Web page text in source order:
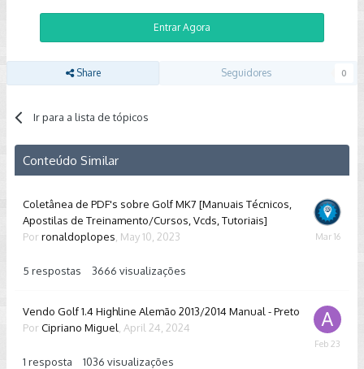
Entrar Agora
Share Seguidores 0
Ir para a lista de tópicos
Conteúdo Similar
Coletânea de PDF's sobre Golf MK7 [Manuais Técnicos,
Apostilas de Treinamento/Cursos, Vcds, Tutoriais]
Por ronaldoplopes May 10, 2023
5 respostas 3666 visualizações
March
Vendo Golf 1.4 Highline Alemão 2013/2014 Manual - Preto
Por Cipriano Miguel April 24, 2024
1 resposta 1036 visualizações
February